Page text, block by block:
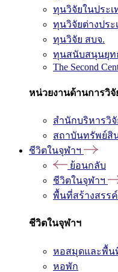
ทุนวิจัยในประเ
ทุนวิจัยต่างประ
ทุนวิจัย สบจ.
ทุนสนับสนุนยุท
The Second
หน่วยงานด้านการวิจั
สำนักบริหารวิจั
สถาบันทรัพย์สิ
ชีวิตในจุฬาฯ
ย้อนกลับ
ชีวิตในจุฬาฯ
พื้นที่สร้างสรรค์
ชีวิตในจุฬาฯ
หอสมุดและพื้น
หอพัก